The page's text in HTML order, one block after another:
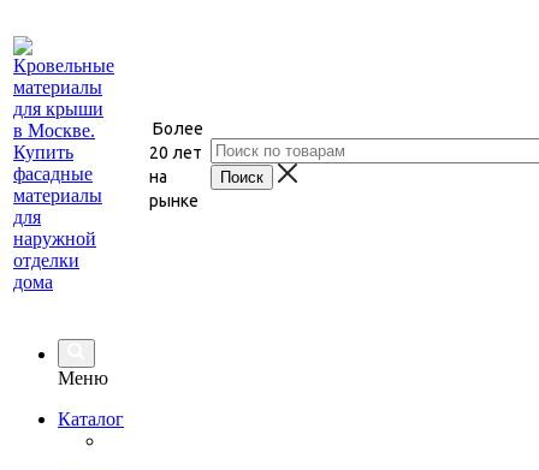
Более
20 лет
на
рынке
Меню
Каталог